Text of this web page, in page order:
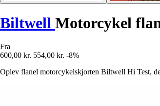
Biltwell Motorcykel
Fra
600,00 kr. 554,00 kr. -8%
Oplev flanel motorcykelskjorten Biltwell Hi Test,